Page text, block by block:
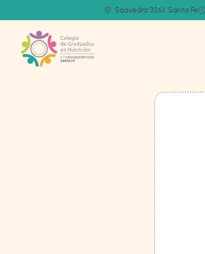
Saavedra 3261, Santa Fe